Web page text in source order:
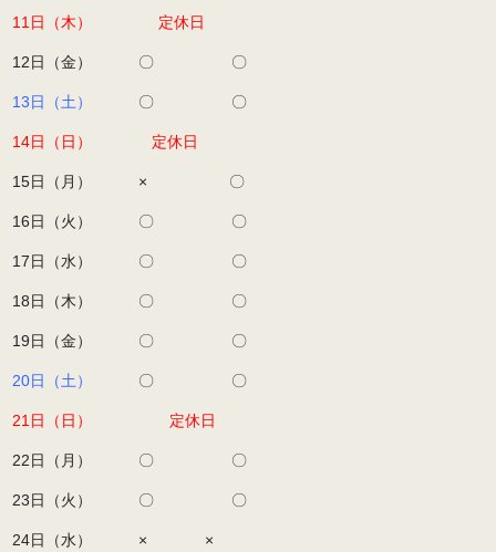
11日（木） 定休日
12日（金） 〇 〇
13日（土） 〇 〇
14日（日） 定休日
15日（月） × 〇
16日（火） 〇 〇
17日（水） 〇 〇
18日（木） 〇 〇
19日（金） 〇 〇
20日（土） 〇 〇
21日（日） 定休日
22日（月） 〇 〇
23日（火） 〇 〇
24日（水） × ×